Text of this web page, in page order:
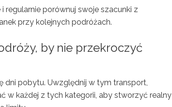
regularnie porównuj swoje szacunki z
przy kolejnych podróżach.
by nie przekroczyć
dni pobytu. Uwzględnij w tym transport,
w każdej z tych kategorii, aby stworzyć realny